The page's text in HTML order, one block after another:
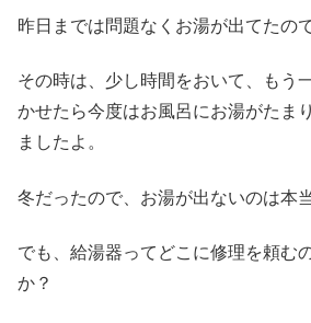
昨日までは問題なくお湯が出てたの
その時は、少し時間をおいて、もう
かせたら今度はお風呂にお湯がたま
ましたよ。
冬だったので、お湯が出ないのは本
でも、給湯器ってどこに修理を頼む
か？